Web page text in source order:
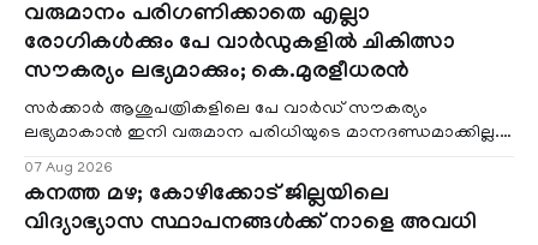
വരുമാനം പരിഗണിക്കാതെ എല്ലാ
രോഗികൾക്കും പേ വാർഡുകളിൽ ചികിത്സാ
സൗകര്യം ലഭ്യമാക്കും; കെ.മുരളീധരൻ
സർക്കാർ ആശുപത്രികളിലെ പേ വാർഡ് സൗകര്യം
ലഭ്യമാകാൻ ഇനി വരുമാന പരിധിയുടെ മാനദണ്ഡമാക്കില്ല.
07 Aug 2026
കനത്ത മഴ; കോഴിക്കോട് ജില്ലയിലെ
വിദ്യാഭ്യാസ സ്ഥാപനങ്ങൾക്ക് നാളെ അവധി